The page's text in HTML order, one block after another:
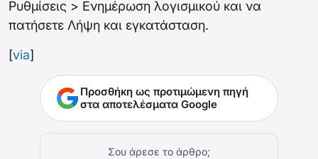
Ρυθμίσεις > Ενημέρωση λογισμικού και να
πατήσετε Λήψη και εγκατάσταση.
[via]
Προσθήκη ως προτιμώμενη πηγή
στα αποτελέσματα Google
Σου άρεσε το άρθρο;